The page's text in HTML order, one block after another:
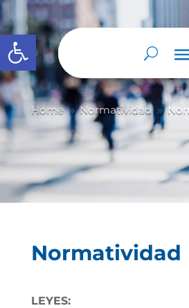
Abrir barra de herramientas
Home 9 Normatividad 9
Normatividad
LEYES: